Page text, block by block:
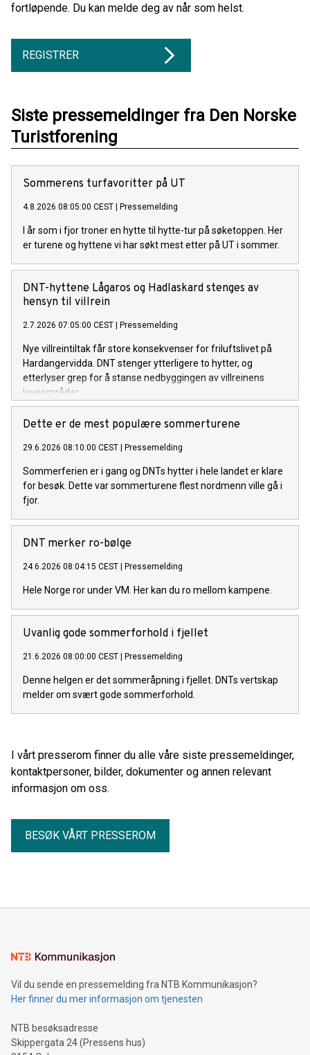
fortløpende. Du kan melde deg av når som helst.
REGISTRER
Siste pressemeldinger fra Den Norske
Turistforening
Sommerens turfavoritter på UT
4.8.2026 08:05:00 CEST Pressemelding
I år som i fjor troner en hytte til hytte-tur på søketoppen. Her
er turene og hyttene vi har søkt mest etter på UT i sommer.
DNT-hyttene Lågaros og Hadlaskard stenges av
hensyn til villrein
2.7.2026 07:05:00 CEST Pressemelding
Nye villreintiltak får store konsekvenser for friluftslivet på
Hardangervidda. DNT stenger ytterligere to hytter, og
etterlyser grep for å stanse nedbyggingen av villreinens
leveområder.
Dette er de mest populære sommerturene
29.6.2026 08:10:00 CEST Pressemelding
Sommerferien er i gang og DNTs hytter i hele landet er klare
for besøk. Dette var sommerturene flest nordmenn ville gå i
fjor.
DNT merker ro-bølge
24.6.2026 08:04:15 CEST Pressemelding
Hele Norge ror under VM. Her kan du ro mellom kampene.
Uvanlig gode sommerforhold i fjellet
21.6.2026 08:00:00 CEST Pressemelding
Denne helgen er det sommeråpning i fjellet. DNTs vertskap
melder om svært gode sommerforhold.
I vårt presserom finner du alle våre siste pressemeldinger,
kontaktpersoner, bilder, dokumenter og annen relevant
informasjon om oss.
BESØK VÅRT PRESSEROM
Vil du sende en pressemelding fra NTB Kommunikasjon?
Her finner du mer informasjon om tjenesten
NTB besøksadresse
Skippergata 24 (Pressens hus)